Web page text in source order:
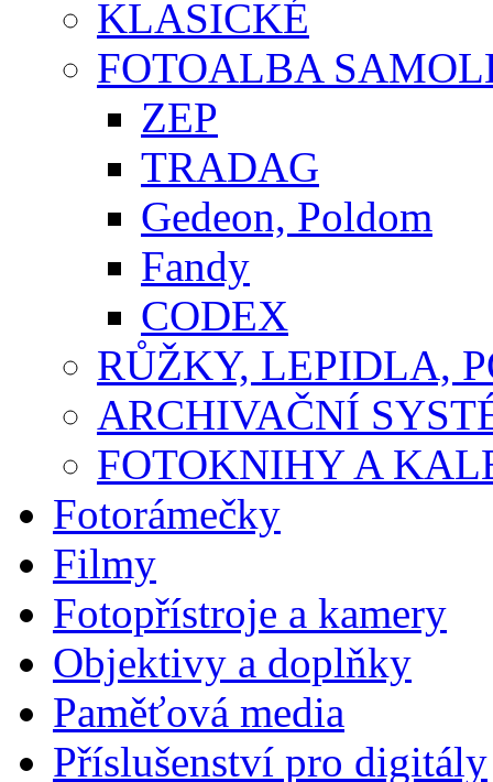
KLASICKÉ
FOTOALBA
ZEP
TRADAG
Gedeon, Poldom
Fandy
CODEX
RŮŽKY, LEPIDLA,
ARCHIVAČNÍ
FOTOKNIHY A
Fotorámečky
Filmy
Fotopřístroje a kamery
Objektivy a doplňky
Paměťová media
Příslušenství pro digitály